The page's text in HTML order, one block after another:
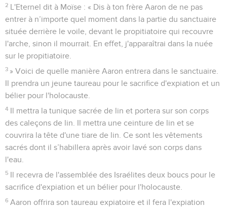
2
L'Eternel dit à Moïse : « Dis à ton frère Aaron de ne pas
entrer à n’importe quel moment dans la partie du sanctuaire
située derrière le voile, devant le propitiatoire qui recouvre
l'arche, sinon il mourrait. En effet, j'apparaîtrai dans la nuée
sur le propitiatoire.
3 » Voici de quelle manière Aaron entrera dans le sanctuaire.
Il prendra un jeune taureau pour le sacrifice d'expiation et un
bélier pour l'holocauste.
4
Il mettra la tunique sacrée de lin et portera sur son corps
des caleçons de lin. Il mettra une ceinture de lin et se
couvrira la tête d'une tiare de lin. Ce sont les vêtements
sacrés dont il s’habillera après avoir lavé son corps dans
l'eau.
5
Il recevra de l'assemblée des Israélites deux boucs pour le
sacrifice d'expiation et un bélier pour l'holocauste.
6 Aaron offrira son taureau expiatoire et il fera l'expiation